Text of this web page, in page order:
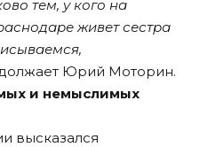
тем, у кого на
живет сестра
Юрий Моторин.
и немыслимых
высказался